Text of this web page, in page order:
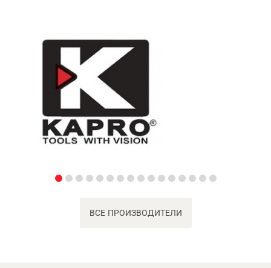
ВСЕ ПРОИЗВОДИТЕЛИ